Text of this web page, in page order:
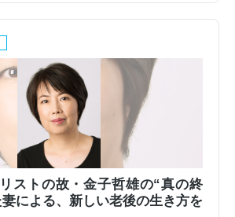
ストの故・金子哲雄の“真の終
による、新しい老後の生き方を